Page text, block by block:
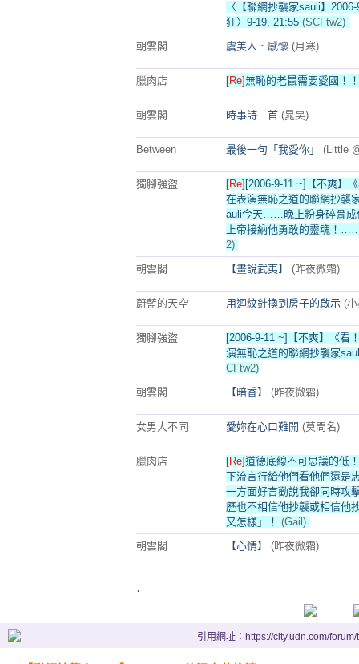
〈【聯網抄襲家sauli】
狂〉9-19, 21:55 (SCFtw2)
朝雲閣
虞美人．感懷 (月寒)
臘肉店 [Re]無恥的老鼠需要愛國！
朝雲閣 時事詩三首 (晁昊)
Between 最後一句「我愛你」 (Little
獨腳強盜 [Re] [2006-9-11 ~]【不爽】
在表演無恥之道的聯網抄
auli今天……晚上粉身碎骨成
上帝接納他勇敢的靈魂！
2)
朝雲閣
【畫說武夷】 (昨夜微霜)
蔚藍的天空 用迴紋針換到房子的啟示 (
獨腳強盜
[2006-9-11 ~]【不爽】《看
演無恥之道的聯網抄襲家
CFtw2)
朝雲閣
【暗香】 (昨夜微霜)
女男大不同 愛妳在心口難開 (莫問名)
臘肉店 [Re]道德底線不可思議的低
下流言行給他們看他們還是
一方面好言勸說我卻同時攻
歷也不相信他抄襲或相信他
又怎樣」！ (Gail)
朝雲閣
【心情】 (昨夜微霜)
.
引用網址：https://city.udn.com/